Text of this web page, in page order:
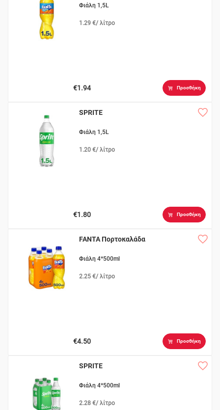
Φιάλη 1,5L
1.29 €/ λίτρο
€1.94 Προσθήκη
SPRITE
Φιάλη 1,5L
1.20 €/ λίτρο
€1.80 Προσθήκη
FANTA Πορτοκαλάδα
Φιάλη 4*500ml
2.25 €/ λίτρο
€4.50 Προσθήκη
SPRITE
Φιάλη 4*500ml
2.28 €/ λίτρο